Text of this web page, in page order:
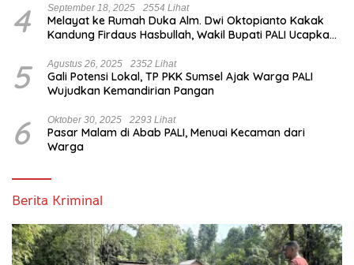
4 September 18, 2025 2554 Lihat
Melayat ke Rumah Duka Alm. Dwi Oktopianto Kakak
Kandung Firdaus Hasbullah, Wakil Bupati PALI Ucapkan
5 Agustus 26, 2025 2352 Lihat
Gali Potensi Lokal, TP PKK Sumsel Ajak Warga PALI
Wujudkan Kemandirian Pangan
6 Oktober 30, 2025 2293 Lihat
Pasar Malam di Abab PALI, Menuai Kecaman dari
Warga
Berita Kriminal